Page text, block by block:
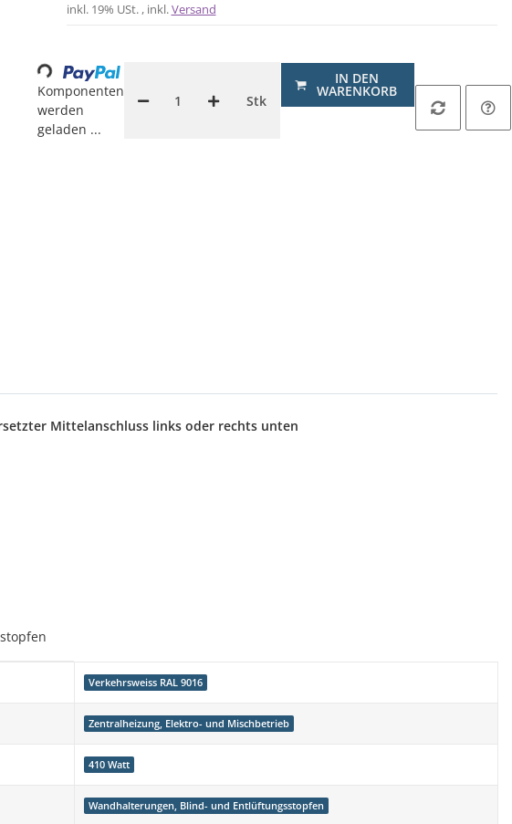
inkl. 19% USt. , inkl.Versand
Stk
IN DEN
WARENKORB
Loading...
Komponenten
werden
geladen ...
Mittelanschluss links oder rechts unten
Verkehrsweiss RAL 9016
Zentralheizung, Elektro- und Mischbetrieb
410 Watt
Wandhalterungen, Blind- und Entlüftungsstopfen